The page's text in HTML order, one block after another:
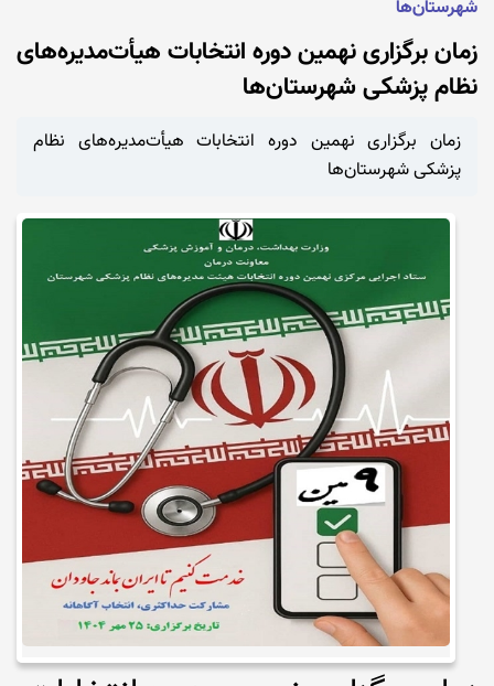
شهرستان‌ها
زمان برگزاری نهمین دوره انتخابات هیأت‌مدیره‌های
نظام پزشکی شهرستان‌ها
زمان برگزاری نهمین دوره انتخابات هیأت‌مدیره‌های نظام
پزشکی شهرستان‌ها